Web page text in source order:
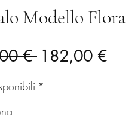
Modello Flora
€ Prezzo
regolare
182,00 €Prezzo
*